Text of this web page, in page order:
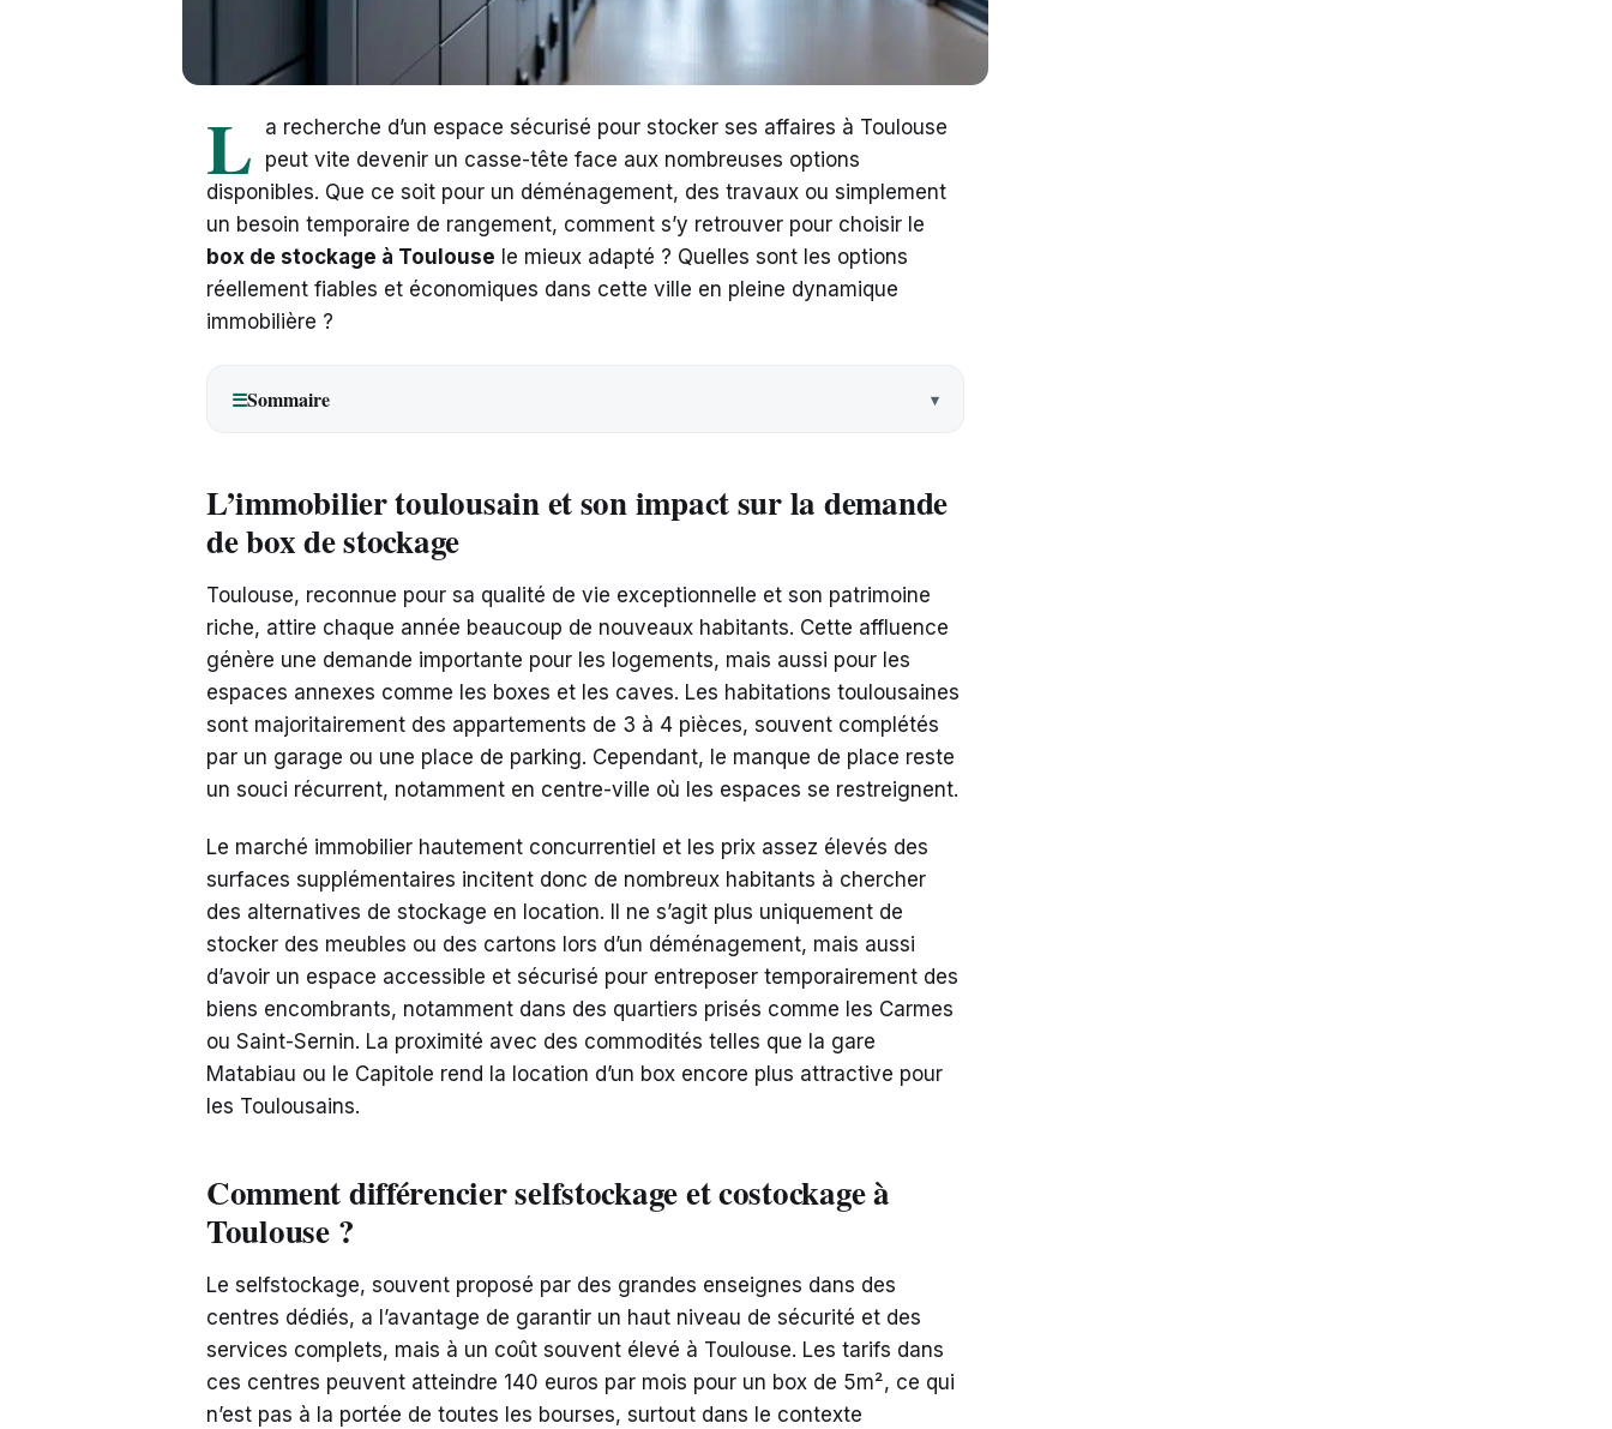
L
a recherche d’un espace sécurisé pour stocker ses affaires à Toulouse
peut vite devenir un casse-tête face aux nombreuses options
disponibles. Que ce soit pour un déménagement, des travaux ou simplement
un besoin temporaire de rangement, comment s’y retrouver pour choisir le
box de stockage à Toulouse le mieux adapté ? Quelles sont les options
réellement fiables et économiques dans cette ville en pleine dynamique
immobilière ?
☰Sommaire
L’immobilier toulousain et son impact sur la demande
de box de stockage
Toulouse, reconnue pour sa qualité de vie exceptionnelle et son patrimoine
riche, attire chaque année beaucoup de nouveaux habitants. Cette affluence
génère une demande importante pour les logements, mais aussi pour les
espaces annexes comme les boxes et les caves. Les habitations toulousaines
sont majoritairement des appartements de 3 à 4 pièces, souvent complétés
par un garage ou une place de parking. Cependant, le manque de place reste
un souci récurrent, notamment en centre-ville où les espaces se restreignent.
Le marché immobilier hautement concurrentiel et les prix assez élevés des
surfaces supplémentaires incitent donc de nombreux habitants à chercher
des alternatives de stockage en location. Il ne s’agit plus uniquement de
stocker des meubles ou des cartons lors d’un déménagement, mais aussi
d’avoir un espace accessible et sécurisé pour entreposer temporairement des
biens encombrants, notamment dans des quartiers prisés comme les Carmes
ou Saint-Sernin. La proximité avec des commodités telles que la gare
Matabiau ou le Capitole rend la location d’un box encore plus attractive pour
les Toulousains.
Comment différencier selfstockage et costockage à
Toulouse ?
Le selfstockage, souvent proposé par des grandes enseignes dans des
centres dédiés, a l’avantage de garantir un haut niveau de sécurité et des
services complets, mais à un coût souvent élevé à Toulouse. Les tarifs dans
ces centres peuvent atteindre 140 euros par mois pour un box de 5m², ce qui
n’est pas à la portée de toutes les bourses, surtout dans le contexte